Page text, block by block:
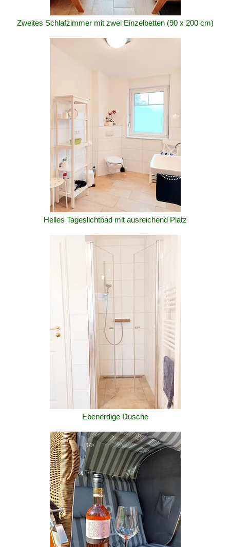
Zweites Schlafzimmer mit zwei Einzelbetten (90 x 200 cm)
Helles Tageslichtbad mit ausreichend Platz
Ebenerdige Dusche